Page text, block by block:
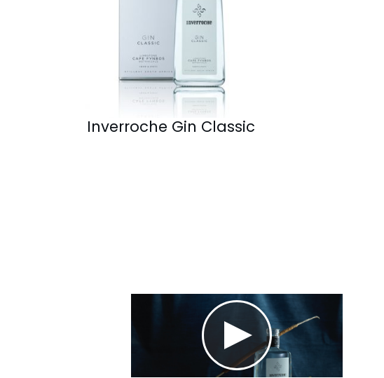
Inverroche Gin Classic